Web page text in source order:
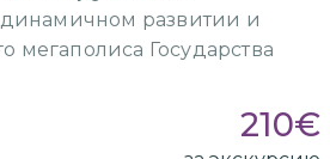
динамичном развитии и
мегаполиса Государства
210€